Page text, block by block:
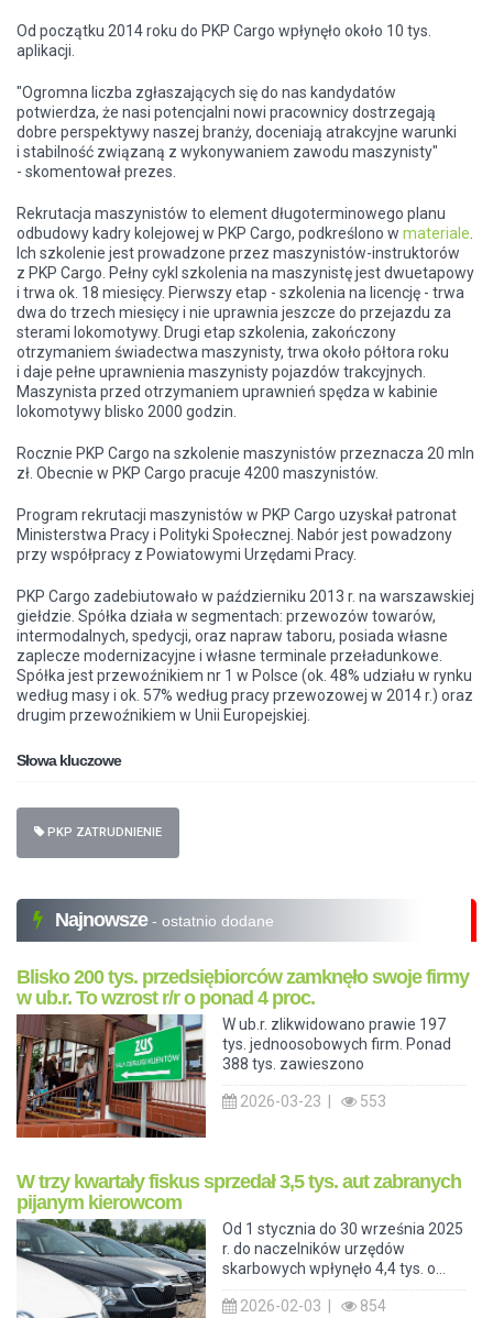
Od początku 2014 roku do PKP Cargo wpłynęło około 10 tys.
aplikacji.
"Ogromna liczba zgłaszających się do nas kandydatów
potwierdza, że nasi potencjalni nowi pracownicy dostrzegają
dobre perspektywy naszej branży, doceniają atrakcyjne warunki
i stabilność związaną z wykonywaniem zawodu maszynisty"
- skomentował prezes.
Rekrutacja maszynistów to element długoterminowego planu
odbudowy kadry kolejowej w PKP Cargo, podkreślono w materiale
Ich szkolenie jest prowadzone przez maszynistów-instruktorów
z PKP Cargo. Pełny cykl szkolenia na maszynistę jest dwuetapowy
i trwa ok. 18 miesięcy. Pierwszy etap - szkolenia na licencję - trwa
dwa do trzech miesięcy i nie uprawnia jeszcze do przejazdu za
sterami lokomotywy. Drugi etap szkolenia, zakończony
otrzymaniem świadectwa maszynisty, trwa około półtora roku
i daje pełne uprawnienia maszynisty pojazdów trakcyjnych.
Maszynista przed otrzymaniem uprawnień spędza w kabinie
lokomotywy blisko 2000 godzin.
Rocznie PKP Cargo na szkolenie maszynistów przeznacza 20 mln
zł. Obecnie w PKP Cargo pracuje 4200 maszynistów.
Program rekrutacji maszynistów w PKP Cargo uzyskał patronat
Ministerstwa Pracy i Polityki Społecznej. Nabór jest powadzony
przy współpracy z Powiatowymi Urzędami Pracy.
PKP Cargo zadebiutowało w październiku 2013 r. na warszawskiej
giełdzie. Spółka działa w segmentach: przewozów towarów,
intermodalnych, spedycji, oraz napraw taboru, posiada własne
zaplecze modernizacyjne i własne terminale przeładunkowe.
Spółka jest przewoźnikiem nr 1 w Polsce (ok. 48% udziału w rynku
według masy i ok. 57% według pracy przewozowej w 2014 r.) oraz
drugim przewoźnikiem w Unii Europejskiej.
Słowa kluczowe
PKP ZATRUDNIENIE
Najnowsze - ostatnio dodane
Blisko 200 tys. przedsiębiorców zamknęło swoje firmy
w ub.r. To wzrost r/r o ponad 4 proc.
W ub.r. zlikwidowano prawie 197
tys. jednoosobowych firm. Ponad
388 tys. zawieszono
2026-03-23 | 553
W trzy kwartały fiskus sprzedał 3,5 tys. aut zabranych
pijanym kierowcom
Od 1 stycznia do 30 września 2025
r. do naczelników urzędów
skarbowych wpłynęło 4,4 tys. o...
2026-02-03 | 854